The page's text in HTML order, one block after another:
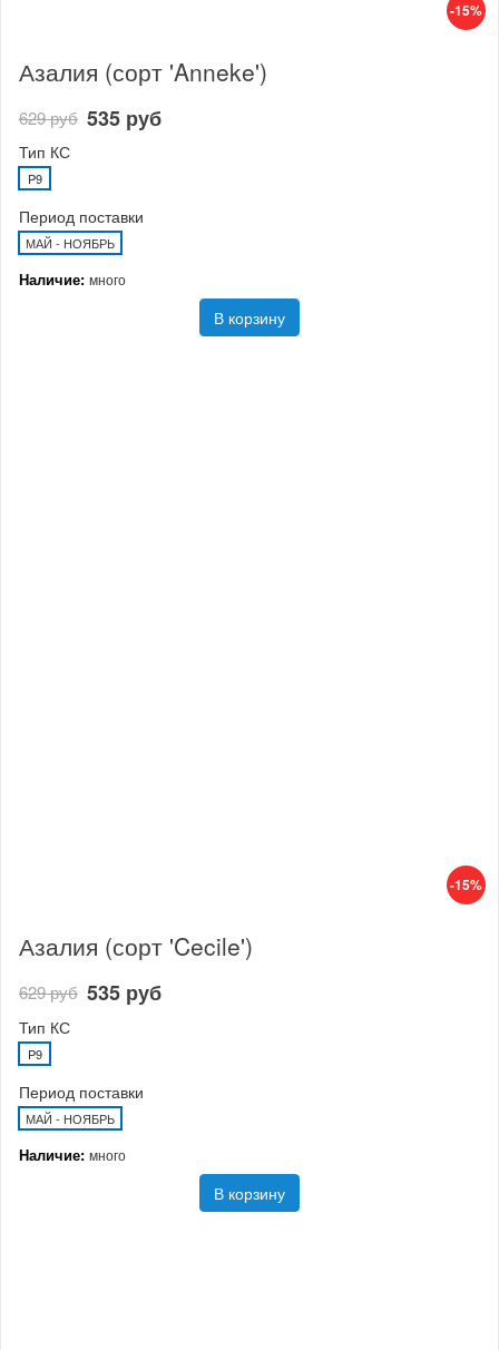
-15%
Азалия (сорт 'Anneke')
629 руб 535 руб
Тип КС
P9
Период поставки
МАЙ - НОЯБРЬ
Наличие: много
В корзину
-15%
Азалия (сорт 'Cecile')
629 руб 535 руб
Тип КС
P9
Период поставки
МАЙ - НОЯБРЬ
Наличие: много
В корзину